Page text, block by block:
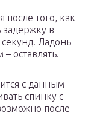
после того, как
задержку в
Ладонь
оставлять.
с данным
спинку с
после